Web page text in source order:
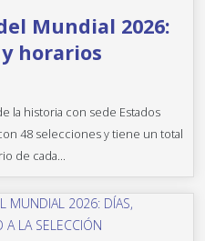
Mundial 2026:
horarios
la historia con sede Estados
48 selecciones y tiene un total
de cada...